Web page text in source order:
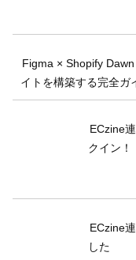
Figma × Shopify
イトを構築する完全ガ
ECzine
クイン！
ECzine
した